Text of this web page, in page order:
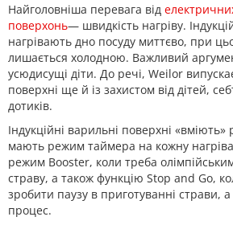
Найголовніша перевага від
поверхонь— швидкість нагріву.
нагрівають дно посуду миттєво, при
лишається холодною. Важливий
усюдисущі діти. До речі, Weilor
поверхні ще й із захистом від дітей,
дотиків.
Індукційні варильні поверхні «вміють»
мають режим таймера на кожну
режим Booster, коли треба
страву, а також функцію Stop and Go,
зробити паузу в приготуванні страви,
процес.